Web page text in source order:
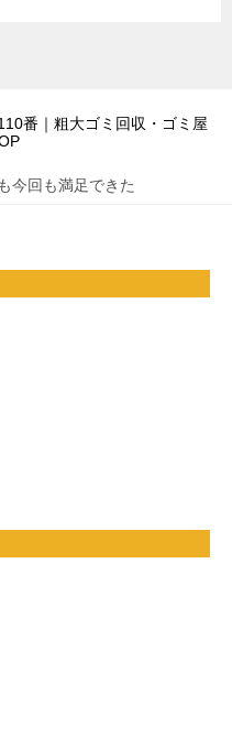
番｜粗大ゴミ回収・ゴミ屋
今回も満足できた